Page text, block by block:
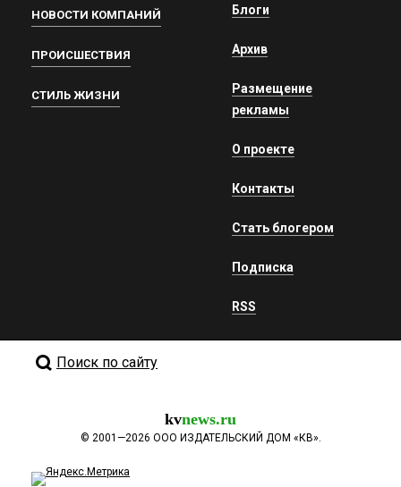
НОВОСТИ КОМПАНИЙ
ПРОИСШЕСТВИЯ
СТИЛЬ ЖИЗНИ
Блоги
Архив
Размещение
рекламы
О проекте
Контакты
Стать блогером
Подписка
RSS
Поиск по сайту
kvnews.ru
© 2001—2026 ООО ИЗДАТЕЛЬСКИЙ ДОМ «КВ».